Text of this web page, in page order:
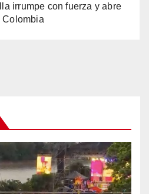
irrumpe con fuerza y abre
Colombia